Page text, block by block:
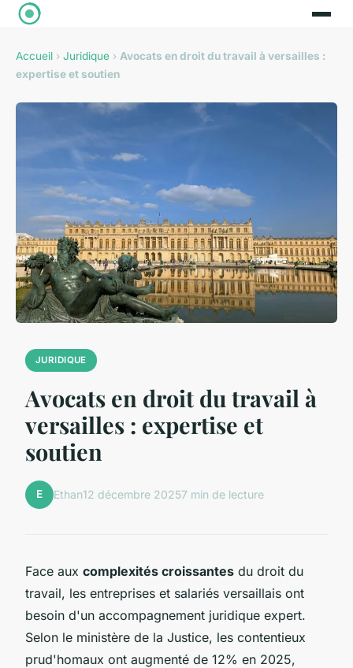
Accueil › Juridique › Avocats en droit du travail à versailles :
expertise et soutien
JURIDIQUE
Avocats en droit du travail à
versailles : expertise et
soutien
E Ethan12 décembre 20257 min de lecture
Face aux complexités croissantes du droit du
travail, les entreprises et salariés versaillais ont
besoin d'un accompagnement juridique expert.
Selon le ministère de la Justice, les contentieux
prud'homaux ont augmenté de 12% en 2025,